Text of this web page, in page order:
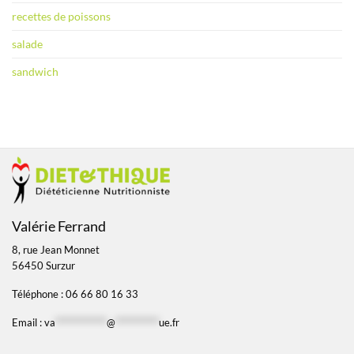
recettes de poissons
salade
sandwich
Valérie Ferrand
8, rue Jean Monnet
56450 Surzur
Téléphone : 06 66 80 16 33
Email : va @ ue.fr